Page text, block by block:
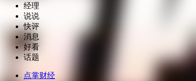
经理
说说
快评
消息
好看
话题
点掌财经